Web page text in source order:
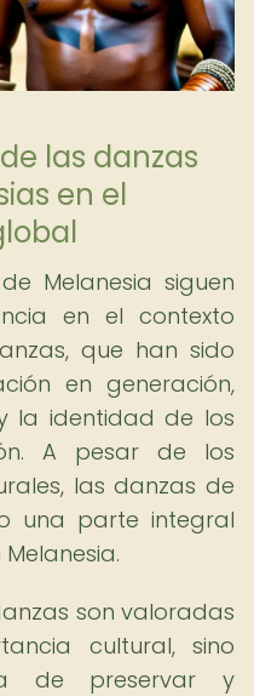
las danzas
en el
Melanesia siguen
en el contexto
que han sido
en generación,
la identidad de los
A pesar de los
las danzas de
una parte integral
son valoradas
cultural, sino
de preservar y